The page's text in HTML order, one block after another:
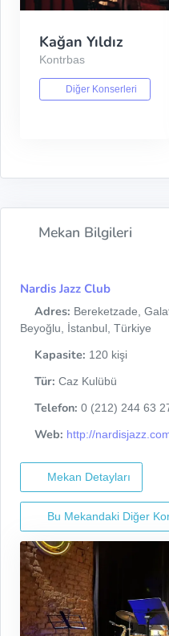
Kağan Yıldız
Kontrbas
Diğer Konserleri
Mekan Bilgileri
Nardis Jazz Club
Adres: Bereketzade,
Beyoğlu, İstanbul, Türkiye
Kapasite: 120 kişi
Tür: Caz Kulübü
Telefon: 0 (212) 244 63
Web: http://
Mekan Detayları
Bu Mekandaki Diğer